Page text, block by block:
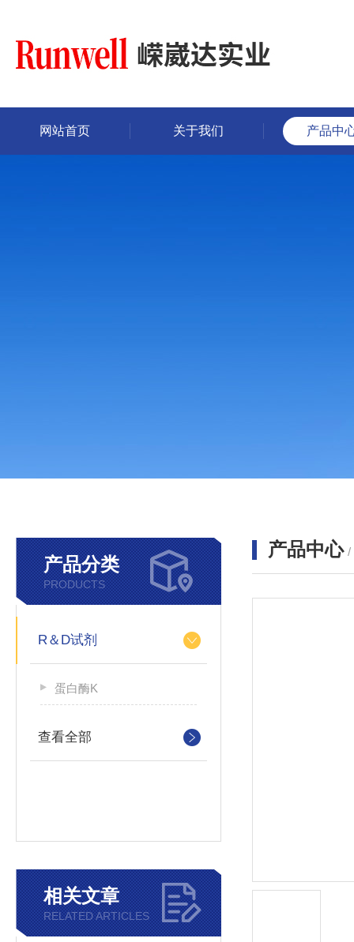
网站首页 关于我们 产品中
产品分类
PRODUCTS
R＆D试剂
蛋白酶K
查看全部
相关文章
RELATED ARTICLES
产品中心 /